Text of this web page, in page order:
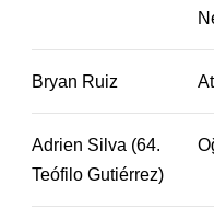
Bryan Ruiz
Adrien Silva (64.
Teófilo Gutiérrez)